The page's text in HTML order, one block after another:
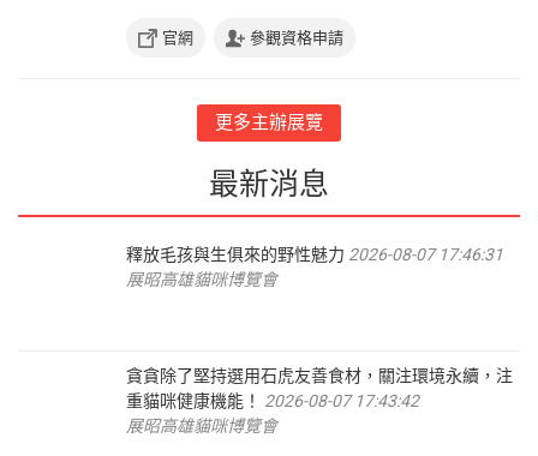
官網 參觀資格申請
更多主辦展覽
最新消息
釋放毛孩與生俱來的野性魅力 2026-08-07 17:46:31
展昭高雄貓咪博覽會
貪貪除了堅持選用石虎友善食材，關注環境永續，注
重貓咪健康機能！ 2026-08-07 17:43:42
展昭高雄貓咪博覽會